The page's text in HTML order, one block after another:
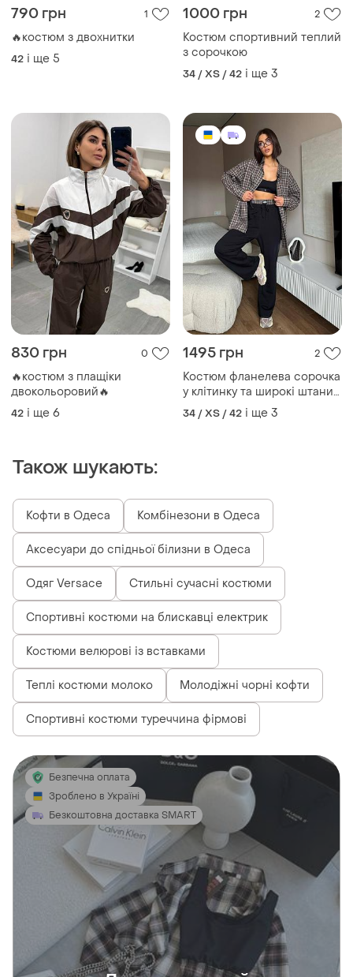
790 грн 1
🔥костюм з двохнитки
42 і ще 5
1000 грн 2
Костюм спортивний теплий
з сорочкою
34 / XS / 42 і ще 3
830 грн 0
🔥костюм з плащіки
двокольоровий🔥
42 і ще 6
1495 грн 2
Костюм фланелева сорочка
у клітинку та широкі штани з
акцентною резинкою під
сорочку
34 / XS / 42 і ще 3
Також шукають:
Кофти в Одеса Комбінезони в Одеса
Аксесуари до спідньої білизни в Одеса
Одяг Versace Стильні сучасні костюми
Спортивні костюми на блискавці електрик
Костюми велюрові із вставками
Теплі костюми молоко Молодіжні чорні кофти
Спортивні костюми туреччина фірмові
Безпечна оплата
Зроблено в Україні
Безкоштовна доставка SMART